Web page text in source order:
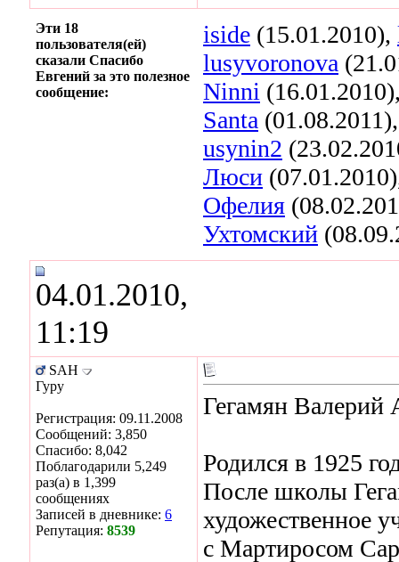
Эти 18
пользователя(ей)
сказали Спасибо
Евгений за это полезное
сообщение:
iside (15.01.2010),
lusyvoronova
Ninni
Santa
usynin2
Люси
Офелия
Ухтомский
04.01.2010,
11:19
SAH
Гуру
Регистрация: 09.11.2008
Сообщений: 3,850
Спасибо: 8,042
Поблагодарили 5,249
раз(а) в 1,399
сообщениях
Записей в дневнике: 6
Репутация: 8539
Гегамян
Родился в 1925
После школы
художественное
с Мартиросом